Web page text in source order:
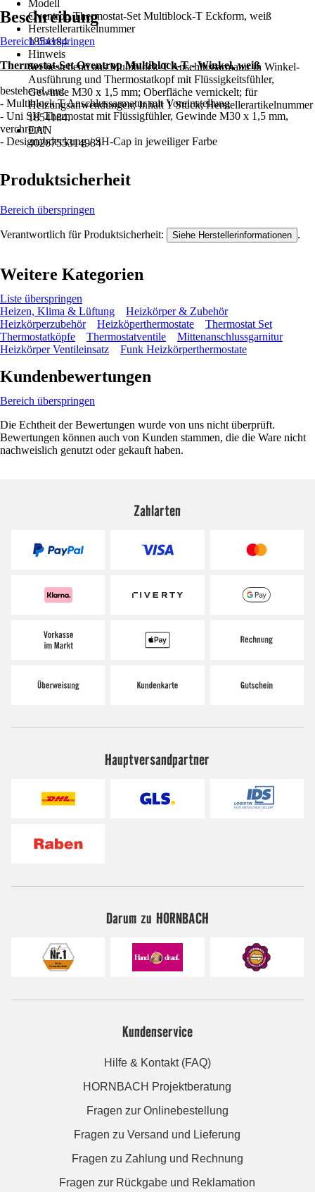
Modell
Oventrop Thermostat-Set Multiblock-T Eckform, weiß
Herstellerartikelnummer
1854184
Hinweis
Set bestehend aus Multiblock-T Anschlussarmatur in Winkel-
Ausführung und Thermostatkopf mit Flüssigkeitsfühler,
Gewinde M30 x 1,5 mm; Oberfläche vernickelt; für
Heizungsanwendungen; Inhalt 1 Stück; Herstellerartikelnummer
1854184.
EAN
4026755314984
Beschreibung
Bereich überspringen
Thermostat-Set Oventrop Multiblock-T - Winkel, weiß
bestehend aus:
- Multiblock T Anschlussarmatur mit Voreinstellung
- Uni SH Thermostat mit Flüssigfühler, Gewinde M30 x 1,5 mm,
verchromt
- Designabdeckung / SH-Cap in jeweiliger Farbe
Produktsicherheit
Bereich überspringen
Verantwortlich für Produktsicherheit: Siehe Herstellerinformationen .
Weitere Kategorien
Liste überspringen
Heizen, Klima & Lüftung
Heizkörper & Zubehör
Heizkörperzubehör
Heizköperthermostate
Thermostat Set
Thermostatköpfe
Thermostatventile
Mittenanschlussgarnitur
Heizkörper Ventileinsatz
Funk Heizkörperthermostate
Kundenbewertungen
Bereich überspringen
Die Echtheit der Bewertungen wurde von uns nicht überprüft.
Bewertungen können auch von Kunden stammen, die die Ware nicht
nachweislich genutzt oder gekauft haben.
Zahlarten
Hauptversandpartner
Darum zu HORNBACH
Kundenservice
Hilfe & Kontakt (FAQ)
HORNBACH Projektberatung
Fragen zur Onlinebestellung
Fragen zu Versand und Lieferung
Fragen zu Zahlung und Rechnung
Fragen zur Rückgabe und Reklamation